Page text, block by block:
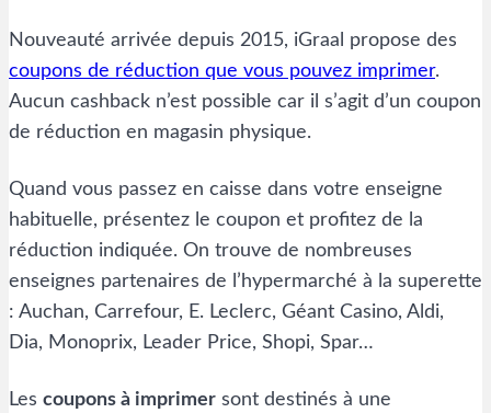
Nouveauté arrivée depuis 2015, iGraal propose des
coupons de réduction que vous pouvez imprimer.
Aucun cashback n’est possible car il s’agit d’un coupon
de réduction en magasin physique.
Quand vous passez en caisse dans votre enseigne
habituelle, présentez le coupon et profitez de la
réduction indiquée. On trouve de nombreuses
enseignes partenaires de l’hypermarché à la superette
: Auchan, Carrefour, E. Leclerc, Géant Casino, Aldi,
Dia, Monoprix, Leader Price, Shopi, Spar…
Les coupons à imprimer sont destinés à une